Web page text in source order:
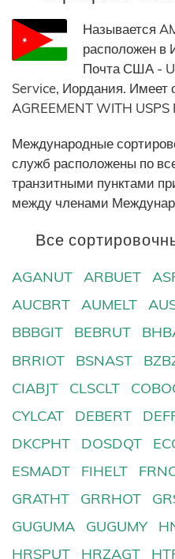
Называется
расположен в
Почта США -
Service, Иордания. Имеет
AGREEMENT WITH USPS
Международные
служб расположены по
транзитными пунктами
между членами
Все
AGANUT ARBUET
AUCBRT
AUMELT
BBBGIT
BEBRUT
BRRIOT
BSNAST
CIABJT
CLSCLT
CYLCAT
DEBERT
DKCPHT
DOSDQT
ESMADT
FIHELT
GRATHT
GRRHOT
GUGUMA
GUGUMY
HRSPUT
HRZAGT